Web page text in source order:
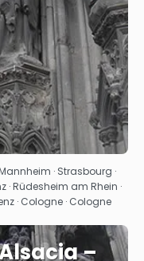
· Strasbourg ·
· Rüdesheim am Rhein ·
· Cologne · Cologne
–